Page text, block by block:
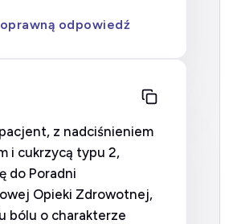
odpowiedź
z nadciśnieniem
i cukrzycą typu 2,
do Poradni
Opieki Zdrowotnej,
bólu o charakterze